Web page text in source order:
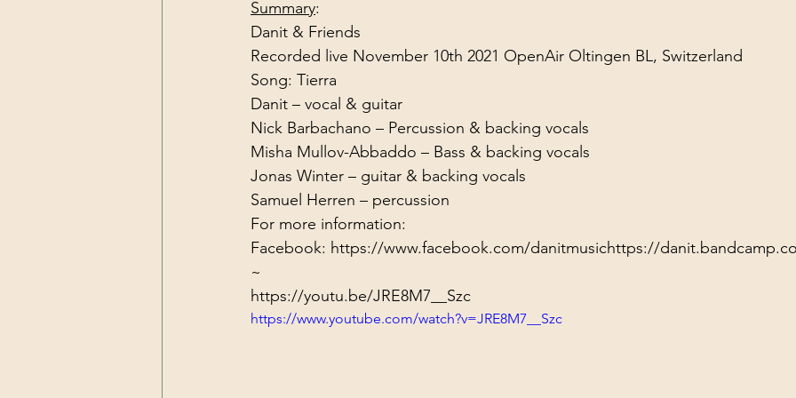
Dark Forces China
California
Summary:
Danit & Friends
Recorded live November 10th 2021 OpenAir Oltingen BL, Switzerland
Song: Tierra
Danit – vocal & guitar
Nick Barbachano – Percussion & backing vocals
Misha Mullov-Abbaddo – Bass & backing vocals
Jonas Winter – guitar & backing vocals
Samuel Herren – percussion
For more information:
Facebook: https://www.facebook.com/danitmusichttps://
~
https://youtu.be/JRE8M7__Szc
https://www.youtube.com/watch?v=JRE8M7__Szc